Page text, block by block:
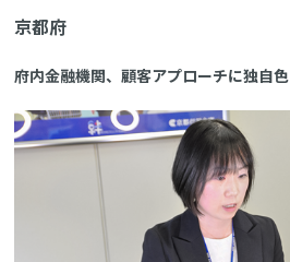
京都府
府内金融機関、顧客アプローチに独自色